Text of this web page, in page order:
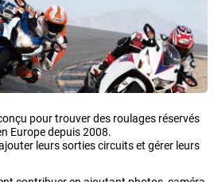
pour trouver des roulages réservés
Europe depuis 2008.
leurs sorties circuits et gérer leurs